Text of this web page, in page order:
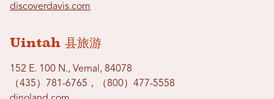
discoverdavis.com
Uintah 县旅游
152 E. 100 N., Vernal, 84078
（435）781-6765，（800）477-5558